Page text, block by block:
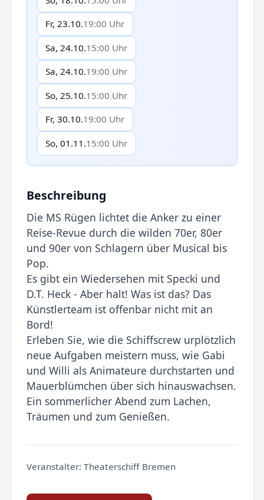
Fr, 23.10.19:00 Uhr
Sa, 24.10.15:00 Uhr
Sa, 24.10.19:00 Uhr
So, 25.10.15:00 Uhr
Fr, 30.10.19:00 Uhr
So, 01.11.15:00 Uhr
Beschreibung
Die MS Rügen lichtet die Anker zu einer
Reise-Revue durch die wilden 70er, 80er
und 90er von Schlagern über Musical bis
Pop.
Es gibt ein Wiedersehen mit Specki und
D.T. Heck - Aber halt! Was ist das? Das
Künstlerteam ist offenbar nicht mit an
Bord!
Erleben Sie, wie die Schiffscrew urplötzlich
neue Aufgaben meistern muss, wie Gabi
und Willi als Animateure durchstarten und
Mauerblümchen über sich hinauswachsen.
Ein sommerlicher Abend zum Lachen,
Träumen und zum Genießen.
Veranstalter: Theaterschiff Bremen